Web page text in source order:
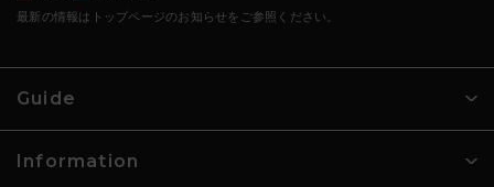
Guide
Information
最新の情報はトップページのお知らせをご参照ください。